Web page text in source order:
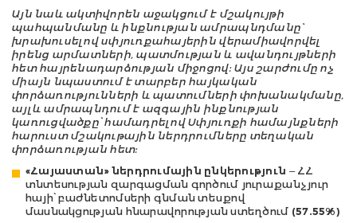
Այն նաև ակտիվորեն աջակցում է մշակույթի
պահպանմանը և ինքնության ամրապնդմանը`
խրախուսելով սփյուռքահայերին վերամիավորվել
իրենց արմատների, պատմության և ավանդույթների
հետ հայրենադարձության միջոցով: Այս շարժումը ոչ
միայն նպաստում է տարբեր հայկական
փորձառությունների և պատումների փոխանակմանը,
այլև ամրապնդում է ազգային ինքնության
կառուցվածքը՝ համադրելով Սփյուռքի համայնքների
հարուստ մշակութային ներդրումները տեղական
փորձառության հետ:
«Հայաստան» ներդրումային ընկերություն – ՀՀ
տնտեսության զարգացման գործում յուրաքանչյուր
հայի՝ բաժնետոմսերի գնման տեսքով
մասնակցության հնարավորության ստեղծում (57.55%)